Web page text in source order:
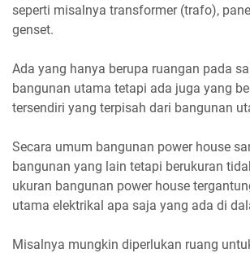
seperti misalnya transformer (trafo),
genset.
Ada yang hanya berupa ruangan pada
bangunan utama tetapi ada juga yang
tersendiri yang terpisah dari bangunan
Secara umum bangunan power house
bangunan yang lain tetapi berukuran
ukuran bangunan power house
utama elektrikal apa saja yang ada di
Misalnya mungkin diperlukan ruang